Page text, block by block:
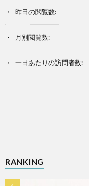
昨日の閲覧数:
月別閲覧数:
一日あたりの訪問者数:
RANKING